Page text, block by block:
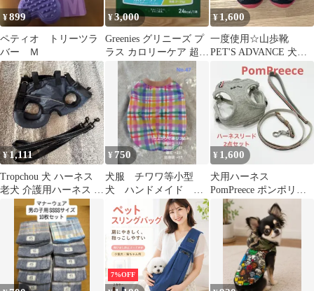
¥899
ペティオ トリーツラ
バー Ｍ
¥3,000
Greenies グリニーズ プ
ラス カロリーケア 超小
型犬用 60本
¥1,600
一度使用☆山歩靴
PET'S ADVANCE 犬用
靴 Sサイズ
¥1,111
Tropchou 犬 ハーネス
老犬 介護用ハーネス リ
ハビリ
¥ 750
犬服 チワワ等小型
犬 ハンドメイド 接
触冷感タンクトップ S
サイズくらい
¥ 1,600
犬用ハーネス
PomPreece ポンポリー
ス リード セット
小型犬 2号
7%OFF